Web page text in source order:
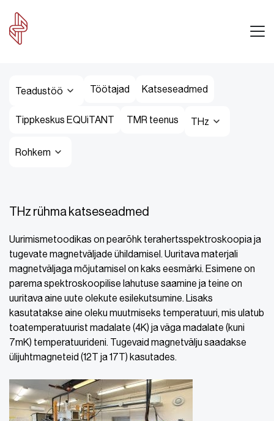
Teadustöö Töötajad Katseseadmed
Tippkeskus EQUiTANT TMR teenus THz
Rohkem
THz rühma katseseadmed
Uurimismetoodikas on pearõhk terahertsspektroskoopia ja
tugevate magnetväljade ühildamisel. Uuritava materjali
magnetväljaga mőjutamisel on kaks eesmärki. Esimene on
parema spektroskoopilise lahutuse saamine ja teine on
uuritava aine uute olekute esilekutsumine. Lisaks
kasutatakse aine oleku muutmiseks temperatuuri, mis ulatub
toatemperatuurist madalate (4K) ja väga madalate (kuni
7mK) temperatuurideni. Tugevaid magnetvälju saadakse
ülijuhtmagneteid (12T ja 17T) kasutades.